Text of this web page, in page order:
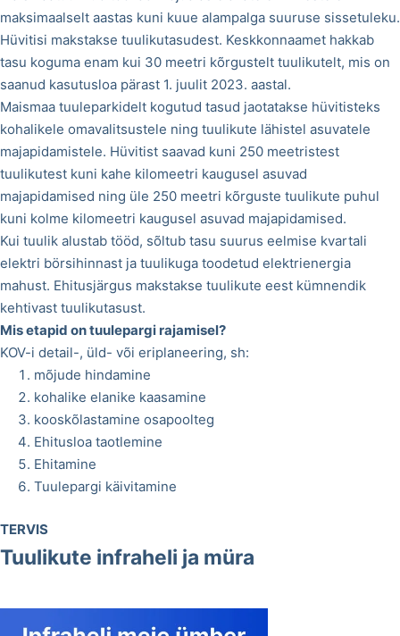
maksimaalselt aastas kuni kuue alampalga suuruse sissetuleku.
Hüvitisi makstakse tuulikutasudest. Keskkonnaamet hakkab
tasu koguma enam kui 30 meetri kõrgustelt tuulikutelt, mis on
saanud kasutusloa pärast 1. juulit 2023. aastal.
Maismaa tuuleparkidelt kogutud tasud jaotatakse hüvitisteks
kohalikele omavalitsustele ning tuulikute lähistel asuvatele
majapidamistele. Hüvitist saavad kuni 250 meetristest
tuulikutest kuni kahe kilomeetri kaugusel asuvad
majapidamised ning üle 250 meetri kõrguste tuulikute puhul
kuni kolme kilomeetri kaugusel asuvad majapidamised.
Kui tuulik alustab tööd, sõltub tasu suurus eelmise kvartali
elektri börsihinnast ja tuulikuga toodetud elektrienergia
mahust. Ehitusjärgus makstakse tuulikute eest kümnendik
kehtivast tuulikutasust.
Mis etapid on tuulepargi rajamisel?
KOV-i detail-, üld- või eriplaneering, sh:
mõjude hindamine
kohalike elanike kaasamine
kooskõlastamine osapoolteg
Ehitusloa taotlemine
Ehitamine
Tuulepargi käivitamine
TERVIS
Tuulikute infraheli ja müra